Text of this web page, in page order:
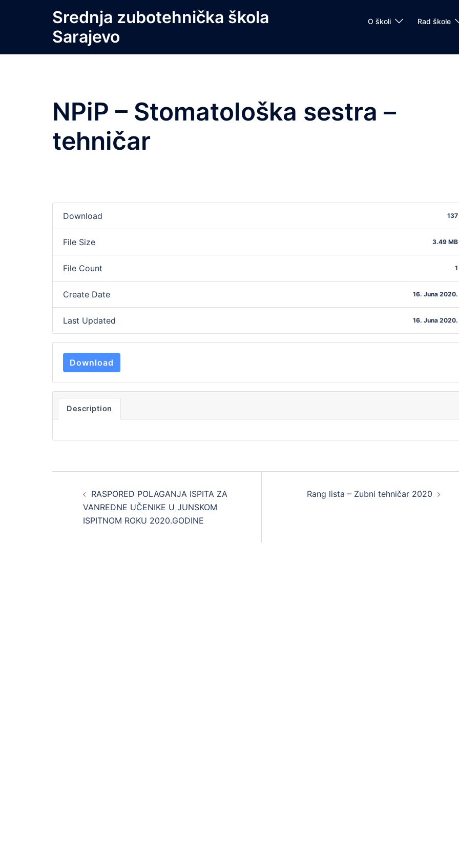
Srednja zubotehnička škola
Sarajevo
O školi Rad škole
NPiP – Stomatološka sestra –
tehničar
Download 137
File Size 3.49 MB
File Count 1
Create Date 16. Juna 2020.
Last Updated 16. Juna 2020.
Download
Description
navigation
RASPORED POLAGANJA ISPITA ZA
VANREDNE UČENIKE U JUNSKOM
ISPITNOM ROKU 2020.GODINE
Rang lista – Zubni tehničar 2020